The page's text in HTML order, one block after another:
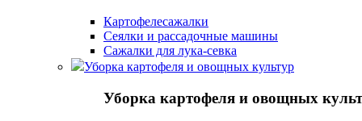
Картофелесажалки
Сеялки и рассадочные машины
Сажалки для лука-севка
Уборка картофеля и овощных культур
Уборка картофеля и овощных